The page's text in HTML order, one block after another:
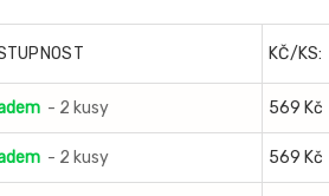
KČ/KS:
- 2 kusy 569 Kč
- 2 kusy 569 Kč